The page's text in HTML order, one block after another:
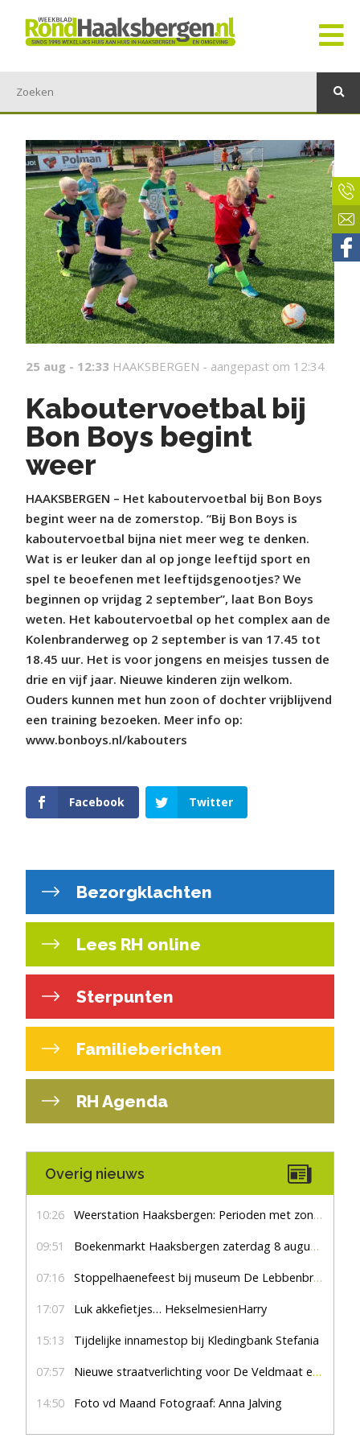
25 aug - 12:33 HAAKSBERGEN - aangepast om 12:34
Kaboutervoetbal bij
Bon Boys begint
weer
HAAKSBERGEN – Het kaboutervoetbal bij Bon Boys
begint weer na de zomerstop. “Bij Bon Boys is
kaboutervoetbal bijna niet meer weg te denken.
Wat is er leuker dan al op jonge leeftijd sport en
spel te beoefenen met leeftijdsgenootjes? We
beginnen op vrijdag 2 september”, laat Bon Boys
weten. Het kaboutervoetbal op het complex aan de
Kolenbranderweg op 2 september is van 17.45 tot
18.45 uur. Het is voor jongens en meisjes tussen de
drie en vijf jaar. Nieuwe kinderen zijn welkom.
Ouders kunnen met hun zoon of dochter vrijblijvend
een training bezoeken. Meer info op:
www.bonboys.nl/kabouters
Facebook Twitter
Bezorgklachten
Lees RH online
Sterpunten
Familieberichten
RH Agenda
Overig nieuws
10:26 Weerstation Haaksbergen: Perioden met zon en droog
09:51 Boekenmarkt Haaksbergen zaterdag 8 augustus, marktplein Haaksbergen
07:16 Stoppelhaenefeest bij museum De Lebbenbrugge
17:07 Luk akkefietjes… HekselmesienHarry
15:13 Tijdelijke innamestop bij Kledingbank Stefania
07:57 Nieuwe straatverlichting voor De Veldmaat en De Pas
14:50 Foto vd Maand Fotograaf: Anna Jalving